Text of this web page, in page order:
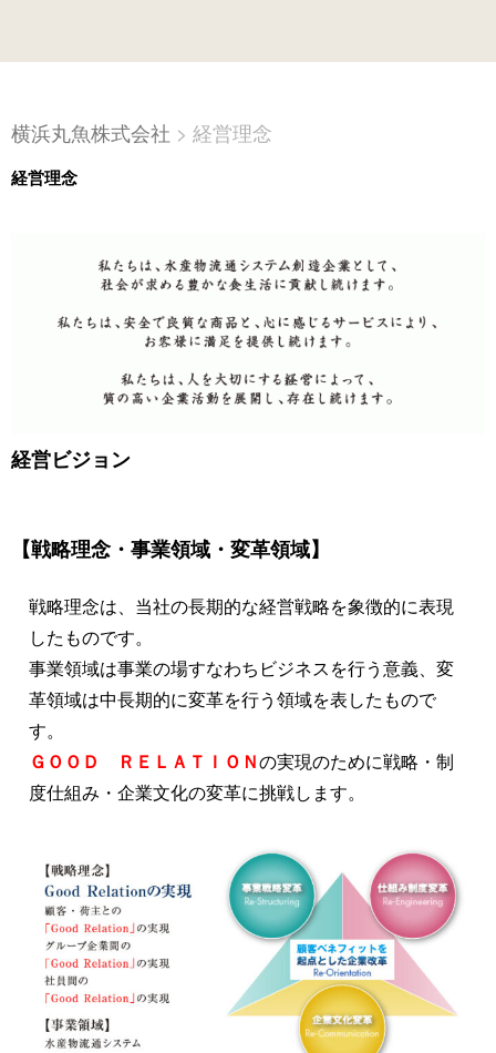
横浜丸魚株式会社 > 経営理念
経営理念
経営ビジョン
【戦略理念・事業領域・変革領域】
戦略理念は、当社の長期的な経営戦略を象徴的に表現
したものです。
事業領域は事業の場すなわちビジネスを行う意義、変
革領域は中長期的に変革を行う領域を表したもので
す。
ＧＯＯＤ ＲＥＬＡＴＩＯＮの実現のために戦略・制
度仕組み・企業文化の変革に挑戦します。